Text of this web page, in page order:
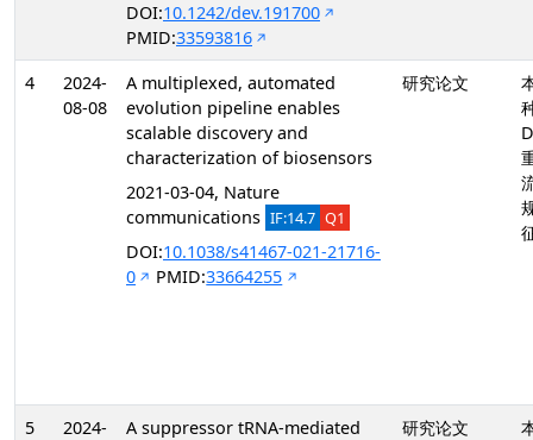
DOI:10.1242/dev.191700
PMID:33593816
4
2024-
08-08
A multiplexed, automated
evolution pipeline enables
scalable discovery and
characterization of biosensors
2021-03-04, Nature
communications IF:14.7 Q1
DOI:10.1038/s41467-021-21716-
0
PMID:33664255
研究论文
5
2024-
A suppressor tRNA-mediated
研究论文